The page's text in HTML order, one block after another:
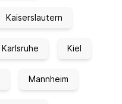
Kaiserslautern
Karlsruhe Kiel
Mannheim